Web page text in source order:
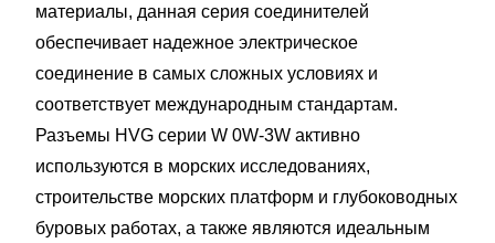
материалы, данная серия соединителей
обеспечивает надежное электрическое
соединение в самых сложных условиях и
соответствует международным стандартам.
Разъемы HVG серии W 0W-3W активно
используются в морских исследованиях,
строительстве морских платформ и глубоководных
буровых работах, а также являются идеальным